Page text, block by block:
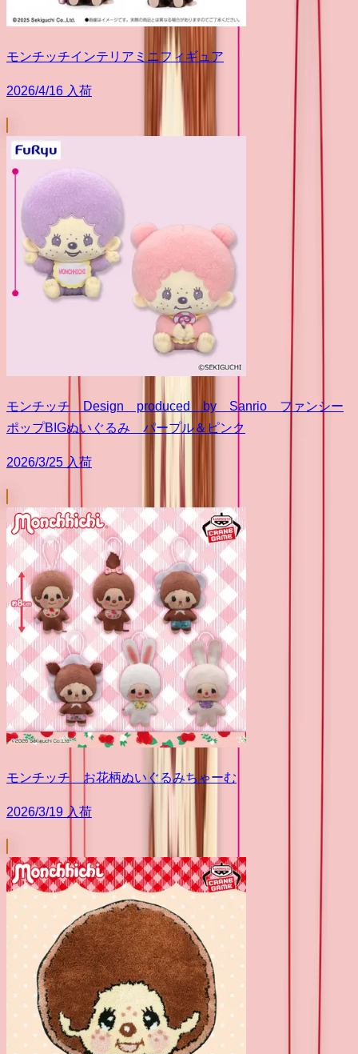
モンチッチインテリアミニフィギュア
2026/4/16 入荷
モンチッチ Design produced by Sanrio ファンシー
ポップBIGぬいぐるみ パープル＆ピンク
2026/3/25 入荷
モンチッチ お花柄ぬいぐるみちゃーむ
2026/3/19 入荷